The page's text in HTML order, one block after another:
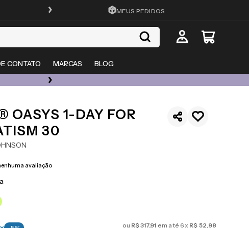
FRETE GRÁTIS EM TODO O SITE
MEUS PEDIDOS
CONTATO MARCAS BLOG
ÓCULOS DE GRAU, SOL E LENTES COM ATÉ 50% OFF + 20% EXTRA
OASYS 1-DAY FOR
30
avaliação
ou R$317,91 em até6x R$ 52,98